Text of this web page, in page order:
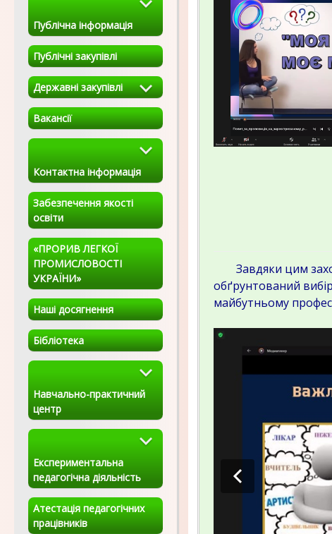
Завдяки цим
обґрунтований
майбутньому
Публічна інформація
Публічні закупівлі
Державні закупівлі
Вакансії
Контактна інформація
Забезпечення якості
освіти
«ПРОРИВ ЛЕГКОЇ
ПРОМИСЛОВОСТІ
УКРАЇНИ»
Наші досягнення
Бібліотека
Навчально-практичний
центр
Експериментальна
педагогічна діяльність
Атестація педагогічних
працівників